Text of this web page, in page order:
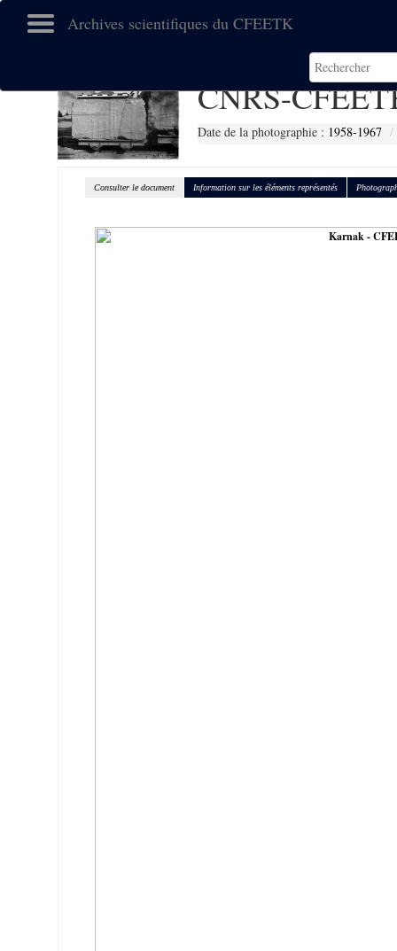
Archives scientifiques du CFEETK
CNRS-
Date de la photographie : 1958-1967
Consulter le document Information sur les éléments représentés